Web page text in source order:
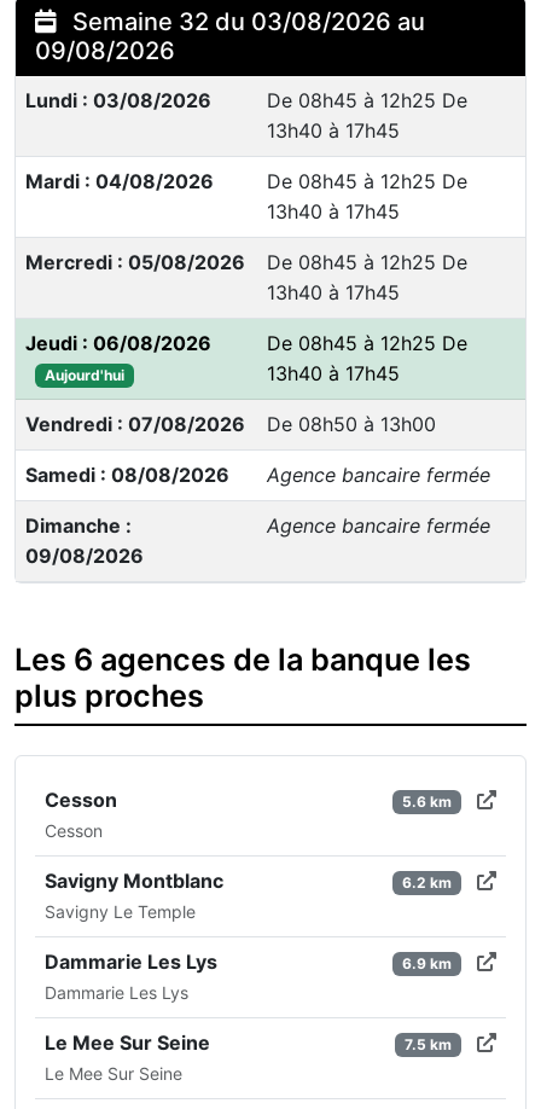
Semaine 32 du 03/08/2026 au
09/08/2026
Lundi : 03/08/2026
De 08h45 à 12h25 De
13h40 à 17h45
Mardi : 04/08/2026
De 08h45 à 12h25 De
13h40 à 17h45
Mercredi : 05/08/2026
De 08h45 à 12h25 De
13h40 à 17h45
Jeudi : 06/08/2026
Aujourd'hui
De 08h45 à 12h25 De
13h40 à 17h45
Vendredi : 07/08/2026 De 08h50 à 13h00
Samedi : 08/08/2026 Agence bancaire fermée
Dimanche :
09/08/2026
Agence bancaire fermée
Les 6 agences de la banque les
plus proches
Cesson
Cesson
5.6 km
Savigny Montblanc
Savigny Le Temple
6.2 km
Dammarie Les Lys
Dammarie Les Lys
6.9 km
Le Mee Sur Seine
Le Mee Sur Seine
7.5 km